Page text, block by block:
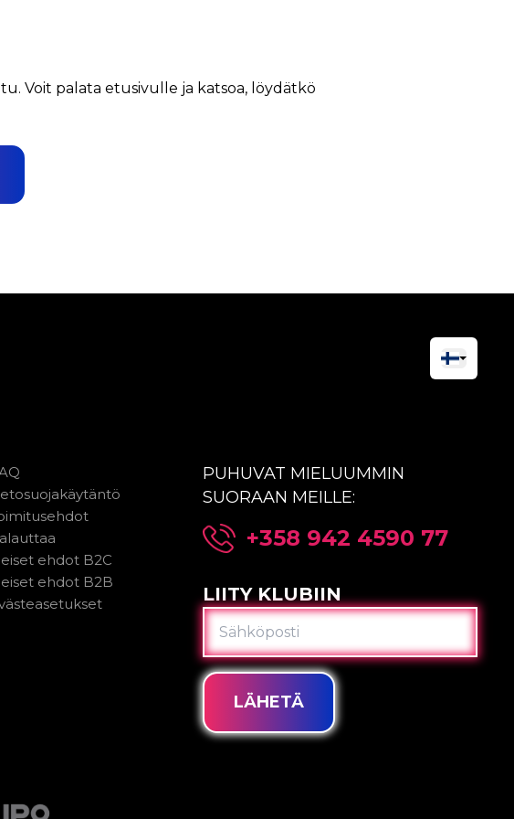
Voit palata etusivulle ja katsoa, löydätkö
ehdot B2C
ehdot B2B
PUHUVAT MIELUUMMIN
SUORAAN MEILLE:
+358 942 4590 77
LIITY KLUBIIN
SÄHKÖPOSTI
LÄHETÄ